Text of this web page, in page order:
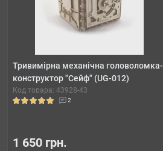
Тривимірна механічна головоломка-
конструктор "Сейф" (UG-012)
Код товара: 43928-43
2
1 650 грн.